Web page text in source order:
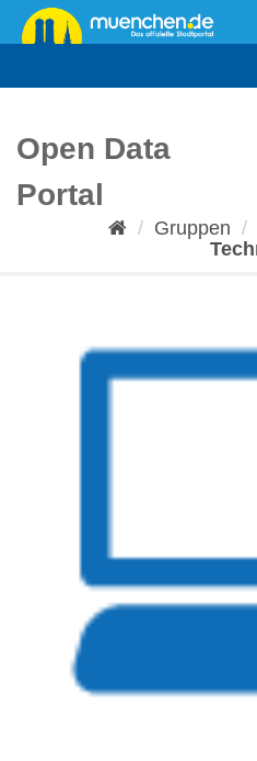
Überspringen
zum
Open Data
Portal
Gruppen